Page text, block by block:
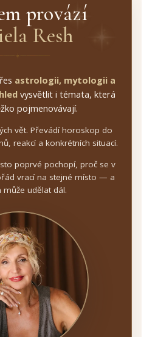
provází
Resh
astrologii, mytologii a
vysvětlit i témata, která
pojmenovávají.
vět. Převádí horoskop do
reakcí a konkrétních situací.
poprvé pochopí, proč se v
vrací na stejné místo — a
může udělat dál.